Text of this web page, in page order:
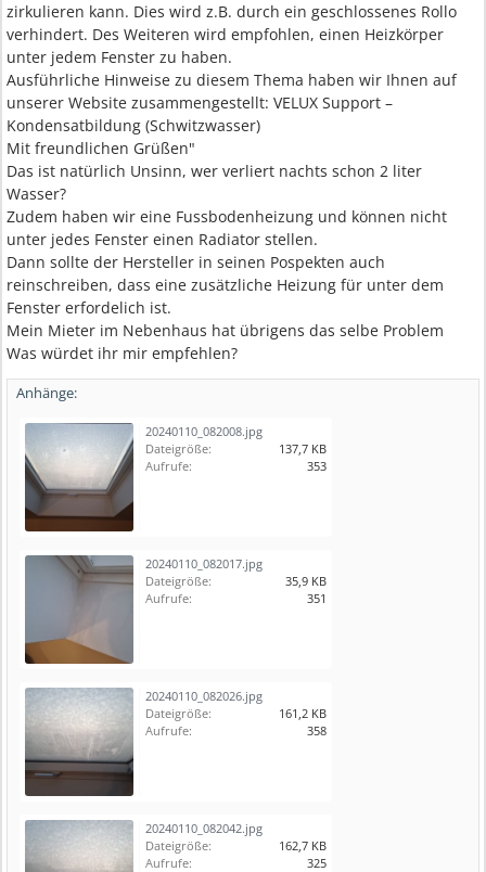
zirkulieren kann. Dies wird z.B. durch ein geschlossenes Rollo
verhindert. Des Weiteren wird empfohlen, einen Heizkörper
unter jedem Fenster zu haben.
Ausführliche Hinweise zu diesem Thema haben wir Ihnen auf
unserer Website zusammengestellt: VELUX Support –
Kondensatbildung (Schwitzwasser)
Mit freundlichen Grüßen"
Das ist natürlich Unsinn, wer verliert nachts schon 2 liter
Wasser?
Zudem haben wir eine Fussbodenheizung und können nicht
unter jedes Fenster einen Radiator stellen.
Dann sollte der Hersteller in seinen Pospekten auch
reinschreiben, dass eine zusätzliche Heizung für unter dem
Fenster erfordelich ist.
Mein Mieter im Nebenhaus hat übrigens das selbe Problem
Was würdet ihr mir empfehlen?
Anhänge:
20240110_082008.jpg
Dateigröße:
137,7 KB
Aufrufe:
353
20240110_082017.jpg
Dateigröße:
35,9 KB
Aufrufe:
351
20240110_082026.jpg
Dateigröße:
161,2 KB
Aufrufe:
358
20240110_082042.jpg
Dateigröße:
162,7 KB
Aufrufe:
325